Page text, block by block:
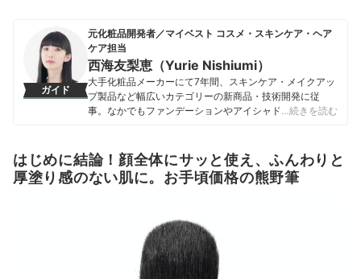
ガイド
元化粧品開発者／マイベスト コスメ・スキンケア・ヘア
ケア担当
西海友梨恵（Yurie Nishiumi）
大手化粧品メーカーにて7年間、スキンケア・メイクアッ
プ製品など幅広いカテゴリーの新商品・技術開発に従
事。なかでもファンデーションやアイシャドウ、口紅な
1500点以上のコスメを比較検証。開発現場で培った知識
をもとに、成分や処方の背景をふまえながら、専門的な
内容もユーザーにわかりやすく伝えることを大切にしな
…続きを読む
はじめに結論！顔全体にサッと使え、ふんわりと
厚塗り感のない肌に。お手頃価格の熊野筆